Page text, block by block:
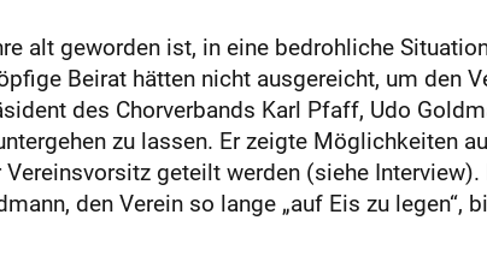
alt geworden ist, in eine bedrohliche
Beirat hätten nicht ausgereicht, um den
des Chorverbands Karl Pfaff, Udo
zu lassen. Er zeigte Möglichkeiten
geteilt werden (siehe Interview).
den Verein so lange „auf Eis zu legen“,